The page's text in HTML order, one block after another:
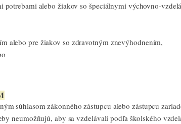
alebo žiakov so špeciálnymi výchovno-
alebo pre žiakov so zdravotným znevýhodnením,
súhlasom zákonného zástupcu alebo zástupcu
neumožňujú, aby sa vzdelávali podľa školského